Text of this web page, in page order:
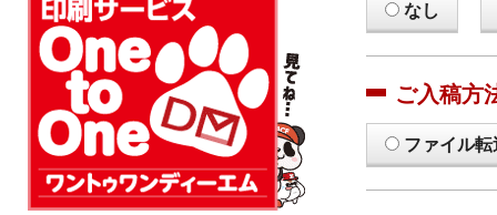
なし
ご入稿方
ファイル